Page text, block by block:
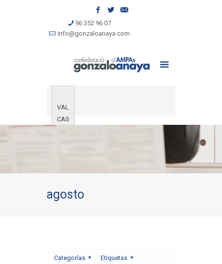
96 352 96 07
info@gonzaloanaya.com
VAL
CAS
agosto
Categorías
Etiquetas